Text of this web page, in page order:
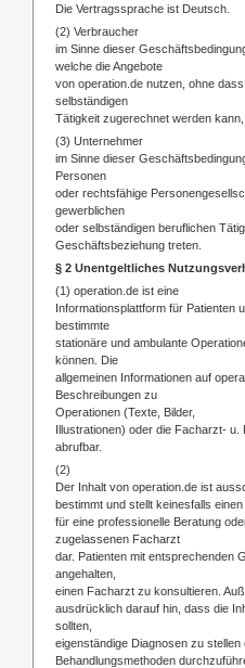
Die Vertragssprache ist Deutsch.
(2) Verbraucher
im Sinne dieser
welche die Angebote
von operation.de nutzen, ohne
selbständigen
Tätigkeit zugerechnet werden
(3) Unternehmer
im Sinne dieser
Personen
oder rechtsfähige
gewerblichen
oder selbständigen beruflichen
Geschäftsbeziehung treten.
§ 2 Unentgeltliches
(1) operation.de ist eine
Informationsplattform für Patienten
bestimmte
stationäre und ambulante
können. Die
allgemeinen Informationen auf
Beschreibungen zu
Operationen (Texte, Bilder,
Illustrationen) oder die Facharzt- u.
abrufbar.
(2)
Der Inhalt von operation.de ist
bestimmt und stellt keinesfalls
für eine professionelle Beratung
zugelassenen Facharzt
dar. Patienten mit entsprechenden
angehalten,
einen Facharzt zu konsultieren.
ausdrücklich darauf hin, dass die
sollten,
eigenständige Diagnosen zu
Behandlungsmethoden